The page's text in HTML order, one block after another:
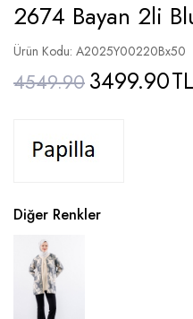
2674 Bayan 2li
Ürün Kodu: A2025Y00220Bx50
4549.90 3499.90TL
Diğer Renkler